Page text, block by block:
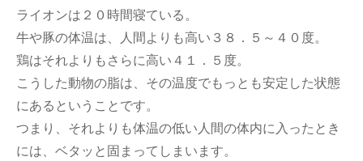
ライオンは２０時間寝ている。
牛や豚の体温は、人間よりも高い３８．５～４０度。
鶏はそれよりもさらに高い４１．５度。
こうした動物の脂は、その温度でもっとも安定した状態
にあるということです。
つまり、それよりも体温の低い人間の体内に入ったとき
には、ベタッと固まってしまいます。